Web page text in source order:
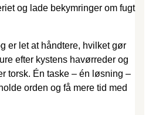
og lade bekymringer om fugt
er let at håndtere, hvilket gør
efter kystens havørreder og
torsk. Én taske – én løsning –
orden og få mere tid med